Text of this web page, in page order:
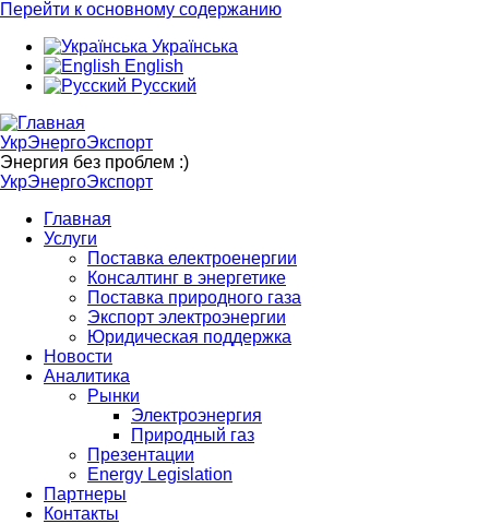
Перейти к основному содержанию
Українська
English
Русский
УкрЭнергоЭкспорт
Энергия без проблем :)
УкрЭнергоЭкспорт
Главная
Услуги
Поставка електроенергии
Консалтинг в энергетике
Поставка природного газа
Экспорт электроэнергии
Юридическая поддержка
Новости
Аналитика
Рынки
Электроэнергия
Природный газ
Презентации
Energy Legislation
Партнеры
Контакты